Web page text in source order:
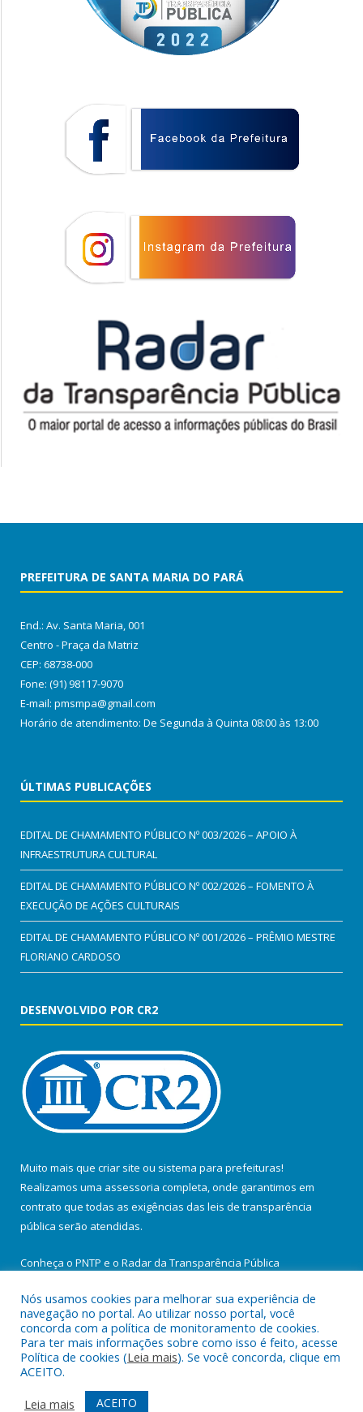
PREFEITURA DE SANTA MARIA DO PARÁ
End.: Av. Santa Maria, 001
Centro - Praça da Matriz
CEP: 68738-000
Fone: (91) 98117-9070
E-mail: pmsmpa@gmail.com
Horário de atendimento: De Segunda à Quinta 08:00 às 13:00
ÚLTIMAS PUBLICAÇÕES
EDITAL DE CHAMAMENTO PÚBLICO Nº 003/2026 – APOIO À
INFRAESTRUTURA CULTURAL
EDITAL DE CHAMAMENTO PÚBLICO Nº 002/2026 – FOMENTO À
EXECUÇÃO DE AÇÕES CULTURAIS
EDITAL DE CHAMAMENTO PÚBLICO Nº 001/2026 – PRÊMIO MESTRE
FLORIANO CARDOSO
DESENVOLVIDO POR CR2
Muito mais que criar site ou sistema para prefeituras!
Realizamos uma assessoria completa, onde garantimos em
contrato que todas as exigências das leis de transparência
pública serão atendidas.
Conheça o PNTP e o Radar da Transparência Pública
Todos os direitos reservados a Prefeitura Municipal de Santa
Maria do Pará.
Mapa do Site
Acessar Área Administrativa
Nós usamos cookies para melhorar sua experiência de
navegação no portal. Ao utilizar nosso portal, você
concorda com a política de monitoramento de cookies.
Para ter mais informações sobre como isso é feito, acesse
Política de cookies (Leia mais). Se você concorda, clique em
ACEITO.
Leia mais
ACEITO